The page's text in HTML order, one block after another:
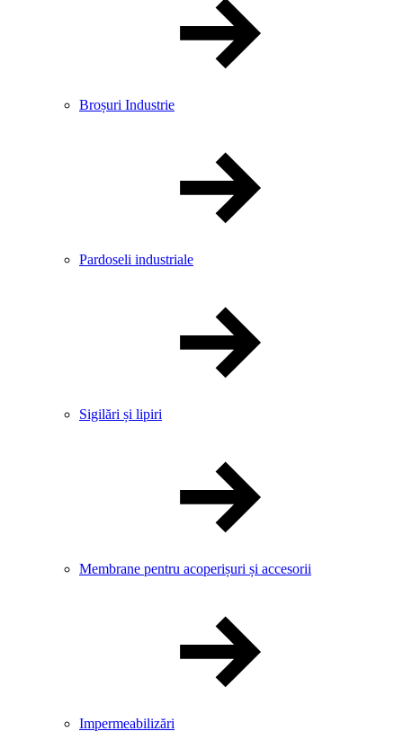
Broșuri Industrie
Pardoseli industriale
Sigilări și lipiri
Membrane pentru acoperișuri și accesorii
Impermeabilizări